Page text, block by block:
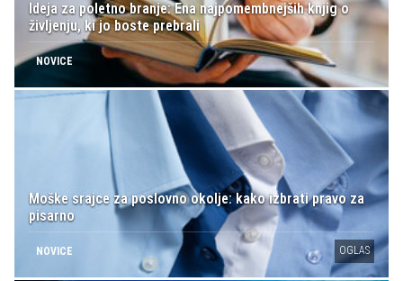
Ideja za poletno branje: Ena najpomembnejših knjig o
življenju, ki jo boste prebrali
NOVICE
Moške srajce za poslovno okolje: kako izbrati pravo za
pisarno
NOVICE OGLAS